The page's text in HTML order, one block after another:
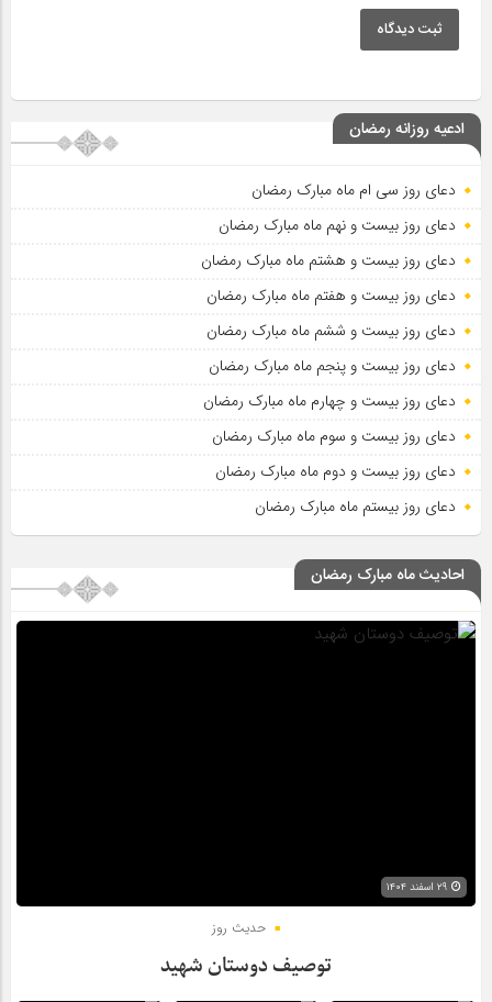
ثبت دیدگاه
ادعیه روزانه رمضان
دعای روز سی ام ماه مبارک رمضان
دعای روز بیست و نهم ماه مبارک رمضان
دعای روز بیست و هشتم ماه مبارک رمضان
دعای روز بیست و هفتم ماه مبارک رمضان
دعای روز بیست و ششم ماه مبارک رمضان
دعای روز بیست و پنجم ماه مبارک رمضان
دعای روز بیست و چهارم ماه مبارک رمضان
دعای روز بیست و سوم ماه مبارک رمضان
دعای روز بیست و دوم ماه مبارک رمضان
دعای روز بیستم ماه مبارک رمضان
احادیث ماه مبارک رمضان
حدیث روز
توصیف دوستان شهید